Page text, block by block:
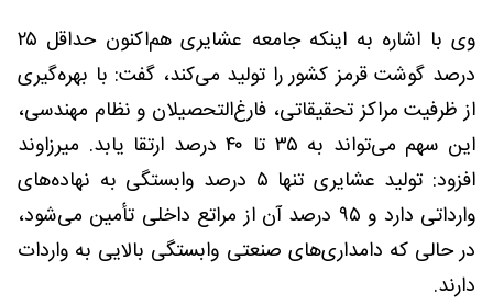
وی با اشاره به اینکه جامعه عشایری هم‌اکنون حداقل ۲۵
درصد گوشت قرمز کشور را تولید می‌کند، گفت: با بهره‌گیری
از ظرفیت مراکز تحقیقاتی، فارغ‌التحصیلان و نظام مهندسی،
این سهم می‌تواند به ۳۵ تا ۴۰ درصد ارتقا یابد. میرزاوند
افزود: تولید عشایری تنها ۵ درصد وابستگی به نهاده‌های
وارداتی دارد و ۹۵ درصد آن از مراتع داخلی تأمین می‌شود،
در حالی که دامداری‌های صنعتی وابستگی بالایی به واردات
دارند.